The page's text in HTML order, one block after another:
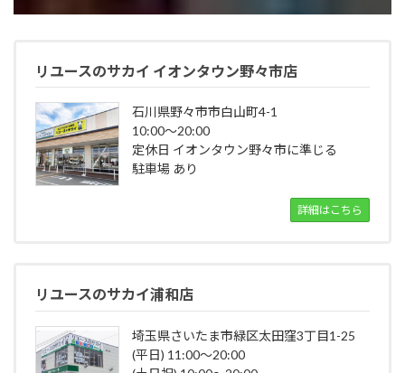
リユースのサカイ イオンタウン野々市店
石川県野々市市白山町4-1
10:00～20:00
定休日 イオンタウン野々市に準じる
駐車場 あり
詳細はこちら
リユースのサカイ浦和店
埼玉県さいたま市緑区太田窪3丁目1-25
(平日) 11:00～20:00